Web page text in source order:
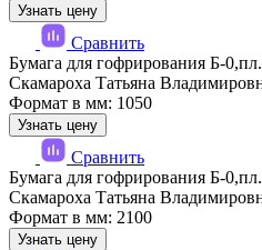
Узнать цену
Сравнить
Бумага для гофрирования Б-
Скамароха Татьяна
Формат в мм: 1050
Узнать цену
Сравнить
Бумага для гофрирования Б-
Скамароха Татьяна
Формат в мм: 2100
Узнать цену